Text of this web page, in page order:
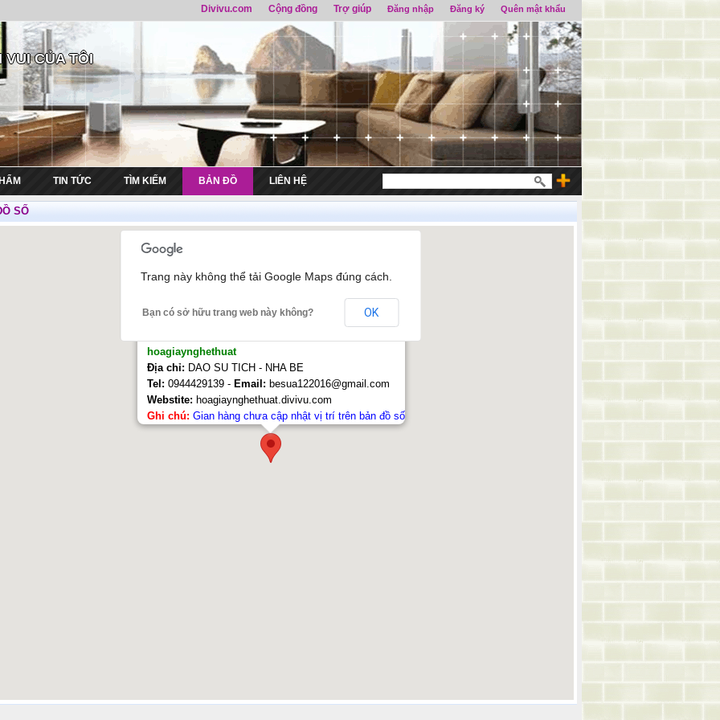
Divivu.com Cộng đồng Trợ giúp Đăng nhập Đăng ký Quên mật khẩu
VUI CỦA TÔI
TIN TỨC TÌM KIẾM BẢN ĐỒ LIÊN HỆ
SỐ
hoagiaynghethuat
Địa chỉ: DAO SU TICH - NHA BE
Tel: 0944429139 - Email: besua122016@gmail.com
Webstite: hoagiaynghethuat.divivu.com
Ghi chú: Gian hàng chưa cập nhật vị trí trên bản đồ số
Trang này không thể tải Google Maps đúng cách.
Bạn có sở hữu trang web này không? OK